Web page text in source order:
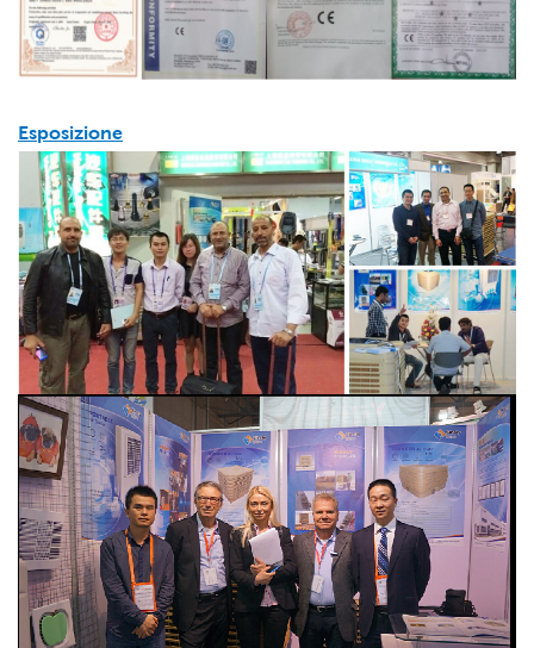
Esposizione